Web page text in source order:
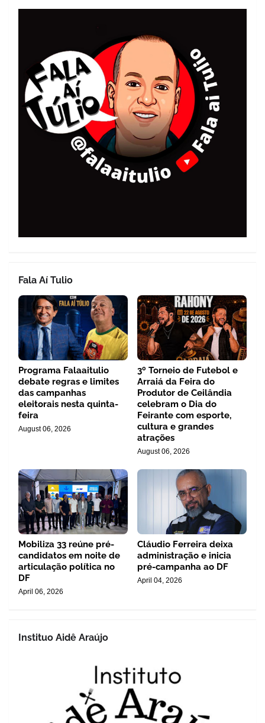
Fala Aí Tulio
Programa Falaaitulio
debate regras e limites
das campanhas
eleitorais nesta quinta-
feira
August 06, 2026
3º Torneio de Futebol e
Arraiá da Feira do
Produtor de Ceilândia
celebram o Dia do
Feirante com esporte,
cultura e grandes
atrações
August 06, 2026
Mobiliza 33 reúne pré-
candidatos em noite de
articulação política no
DF
April 06, 2026
Cláudio Ferreira deixa
administração e inicia
pré-campanha ao DF
April 04, 2026
Instituo Aidê Araújo